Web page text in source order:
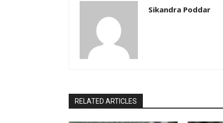
Sikandra Poddar
RELATED ARTICLES